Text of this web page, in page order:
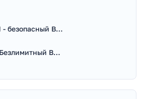
Turbo VPN - безопасный ВПН
NotVPN - Безлимитный ВПН | VPN